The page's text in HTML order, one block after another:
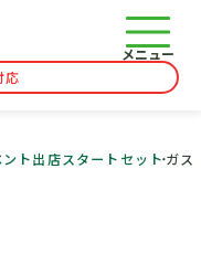
メニュー
応
ト出店スタートセットガス